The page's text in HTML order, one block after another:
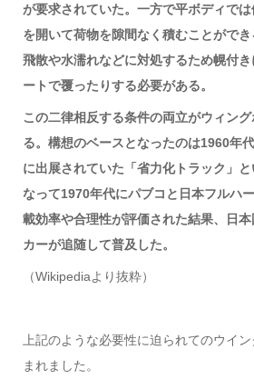
が要求されていた。一方で平ボディで
を開いて荷物を隙間なく積むことがで
飛散や水濡れなどに対処するため幌付
ートで覆ったりする必要がある。
この二律相反する条件の両立がウィン
る。構想のベースとなったのは1960年
に出展されていた「省力化トラック」
なって1970年代にパブコと日本フルハ
載効率や合理性が評価された結果、日
カーが追随して普及した。
（Wikipediaより抜粋）
上記のような必要性に迫られてのウイ
まれました。